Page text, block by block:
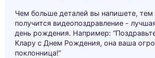
Чем больше деталей вы напишете, тем
получится видеопоздравление -
день рождения. Например:
Клару с Днем Рождения, она ваша
поклонница!”